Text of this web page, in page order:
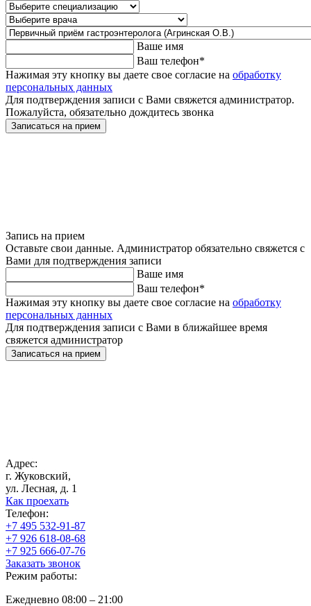
Ваше имя
Ваш телефон*
Нажимая эту кнопку вы даете свое согласие на обработку
персональных данных
Для подтверждения записи с Вами свяжется администратор.
Пожалуйста, обязательно дождитесь звонка
Записаться на прием
Запись на прием
Оставьте свои данные. Администратор обязательно свяжется с
Вами для подтверждения записи
Ваше имя
Ваш телефон*
Нажимая эту кнопку вы даете свое согласие на обработку
персональных данных
Для подтверждения записи с Вами в ближайшее время
свяжется администратор
Записаться на прием
Адрес:
г. Жуковский,
ул. Лесная, д. 1
Как проехать
Телефон:
+7 495 532-91-87
+7 926 618-08-68
+7 925 666-07-76
Заказать звонок
Режим работы:
Ежедневно 08:00 – 21:00